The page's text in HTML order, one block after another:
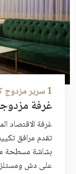
1 سرير مزدوج كبير جداً
غرفة
غرفة الاقتصاد
تقدم مرافق
بشاشة مسطحة
على دش